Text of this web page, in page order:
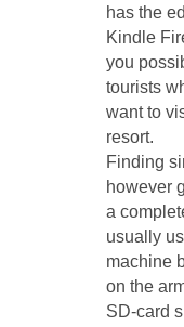
has the
Kindle
you
tourists
want to
resort.
Finding
however
a
usually
machine
on the
SD-card